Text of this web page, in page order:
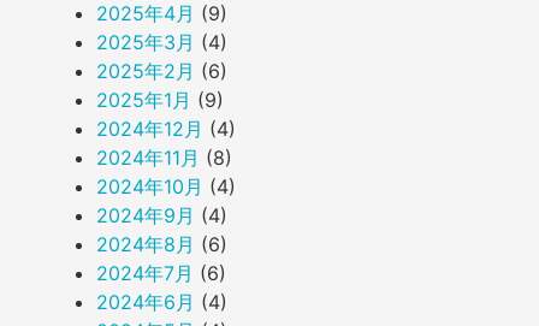
2025年4月 (9)
2025年3月 (4)
2025年2月 (6)
2025年1月 (9)
2024年12月 (4)
2024年11月 (8)
2024年10月 (4)
2024年9月 (4)
2024年8月 (6)
2024年7月 (6)
2024年6月 (4)